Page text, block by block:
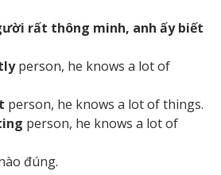
rất thông minh, anh ấy biết
person, he knows a lot of
person, he knows a lot of things.
person, he knows a lot of
đúng.